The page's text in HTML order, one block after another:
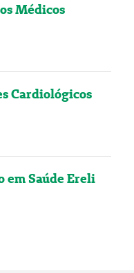
Médicos
Cardiológicos
em Saúde Ereli